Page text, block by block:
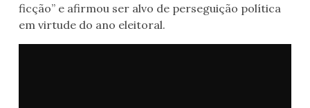
ficção” e afirmou ser alvo de perseguição política
em virtude do ano eleitoral.